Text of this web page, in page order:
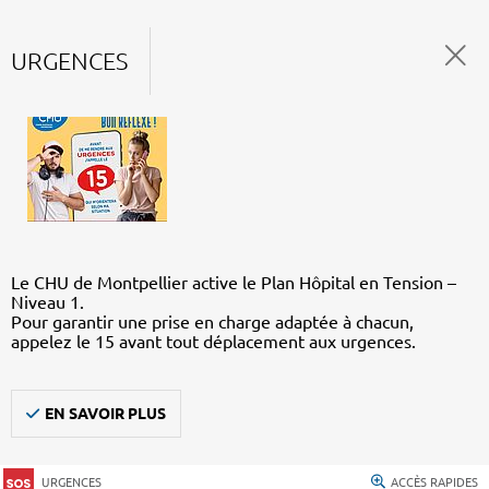
URGENCES
Le CHU de Montpellier active le Plan Hôpital en Tension –
Niveau 1.
Pour garantir une prise en charge adaptée à chacun,
appelez le 15 avant tout déplacement aux urgences.
EN SAVOIR PLUS
URGENCES ACCÈS RAPIDES